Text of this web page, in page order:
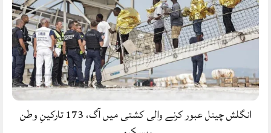
انگلش چینل عبور کرنے والی کشتی میں آگ، 173 تارکینِ وطن